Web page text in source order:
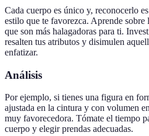
Cada cuerpo es único y, reconocerlo
estilo que te favorezca. Aprende
que son más halagadoras para ti.
resalten tus atributos y disimulen
enfatizar.
Análisis
Por ejemplo, si tienes una figura en
ajustada en la cintura y con volumen
muy favorecedora. Tómate el tiempo
cuerpo y elegir prendas adecuadas.